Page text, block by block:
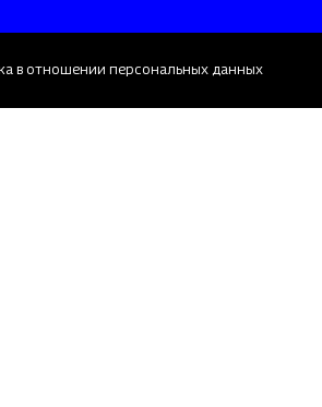
в отношении персональных данных